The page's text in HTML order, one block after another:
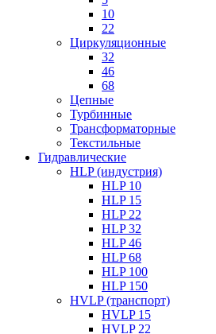
10
22
Циркуляционные
32
46
68
Цепные
Турбинные
Трансформаторные
Текстильные
Гидравлические
HLP (индустрия)
HLP 10
HLP 15
HLP 22
HLP 32
HLP 46
HLP 68
HLP 100
HLP 150
HVLP (транспорт)
HVLP 15
HVLP 22